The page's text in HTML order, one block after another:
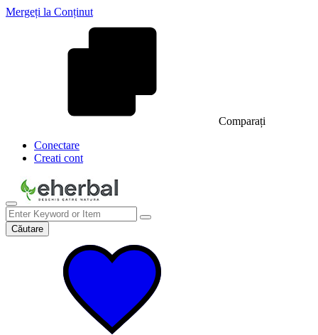
Mergeți la Conținut
Comparați
Conectare
Creati cont
Căutare